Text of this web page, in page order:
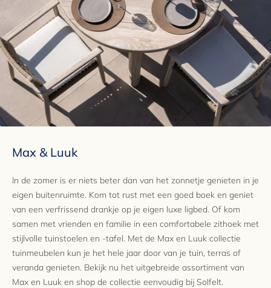
Max & Luuk
In de zomer is er niets beter dan van het zonnetje genieten in je
eigen buitenruimte. Kom tot rust met een goed boek en geniet
van een verfrissend drankje op je eigen luxe ligbed. Of kom
samen met vrienden en familie in een comfortabele zithoek met
stijlvolle tuinstoelen en -tafel. Met de Max en Luuk collectie
tuinmeubelen kun je het hele jaar door van je tuin, terras of
veranda genieten. Bekijk nu het uitgebreide assortiment van
Max en Luuk en shop de collectie eenvoudig bij Solfelt.